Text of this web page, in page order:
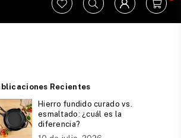
Recientes
Hierro fundido curado vs.
esmaltado: ¿cuál es la
diferencia?